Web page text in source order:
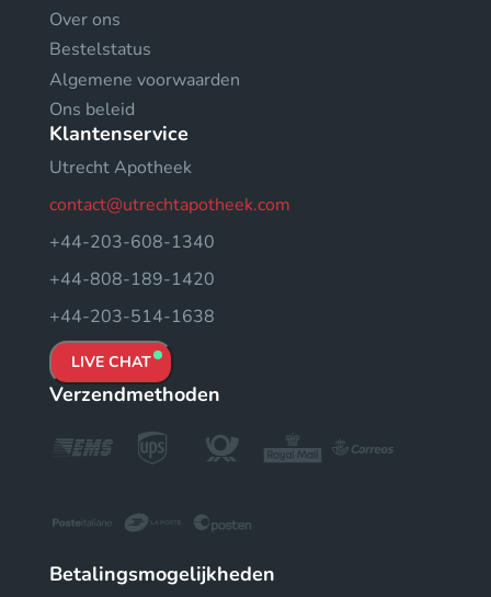
Over ons
Bestelstatus
Algemene voorwaarden
Ons beleid
Klantenservice
Utrecht Apotheek
contact@utrechtapotheek.com
+44-203-608-1340
+44-808-189-1420
+44-203-514-1638
LIVE CHAT
Verzendmethoden
Betalingsmogelijkheden